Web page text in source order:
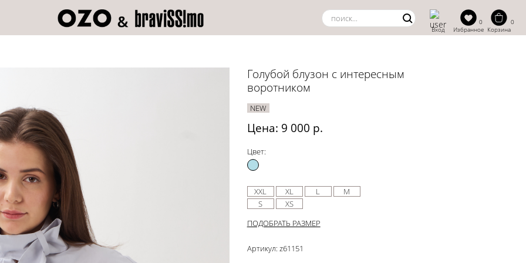
Голубой блузон с интересным
воротником
NEW
Цена: 9 000 р.
Цвет:
XXL XL L
M
S
XS
ПОДОБРАТЬ РАЗМЕР
Артикул: z61151
Вход
0
Избранное
0
Корзина